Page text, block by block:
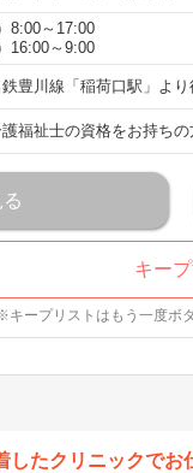
8:00～17:00
16:00～9:00
豊川線「稲荷口駅」より
福祉士の資格をお持ちの
キー
キープリストはもう一度ボ
したクリニックで